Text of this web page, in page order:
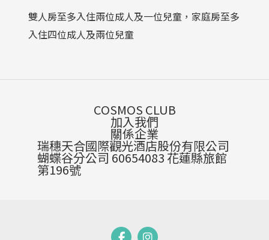
雙人房至多入住兩位成人及一位兒童，家庭房至多
入住四位成人及兩位兒童
COSMOS CLUB
加入我們
關係企業
瑞穗天合國際觀光酒店股份有限公司
蝴蝶谷分公司 60654083 花蓮縣旅館
第196號